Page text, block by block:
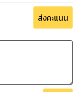
ส่งคะแนน